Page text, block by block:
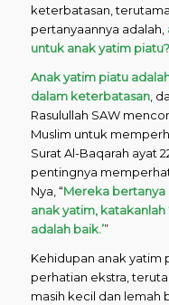
keterbatasan,
pertanyaannya adalah,
untuk anak yatim piatu?
Anak yatim piatu
dalam keterbatasan,
Rasulullah SAW
Muslim untuk
Surat Al-Baqarah ayat
pentingnya
Nya, “Mereka
anak yatim,
adalah baik.’”
Kehidupan anak yatim
perhatian ekstra,
masih kecil dan lemah